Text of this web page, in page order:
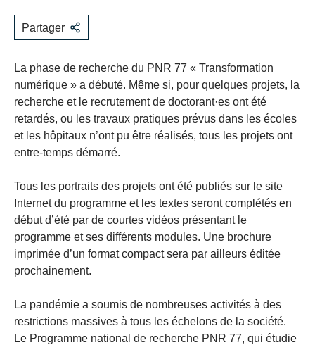
Partager
La phase de recherche du PNR 77 « Transformation
numérique » a débuté. Même si, pour quelques projets, la
recherche et le recrutement de doctorant·es ont été
retardés, ou les travaux pratiques prévus dans les écoles
et les hôpitaux n’ont pu être réalisés, tous les projets ont
entre-temps démarré.
Tous les portraits des projets ont été publiés sur le site
Internet du programme et les textes seront complétés en
début d’été par de courtes vidéos présentant le
programme et ses différents modules. Une brochure
imprimée d’un format compact sera par ailleurs éditée
prochainement.
La pandémie a soumis de nombreuses activités à des
restrictions massives à tous les échelons de la société.
Le Programme national de recherche PNR 77, qui étudie